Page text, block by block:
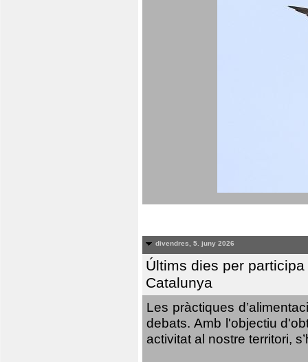
divendres, 5. juny 2026
Últims dies per
Catalunya
Les pràctiques
debats. Amb l'objectiu
activitat al nostre territori,